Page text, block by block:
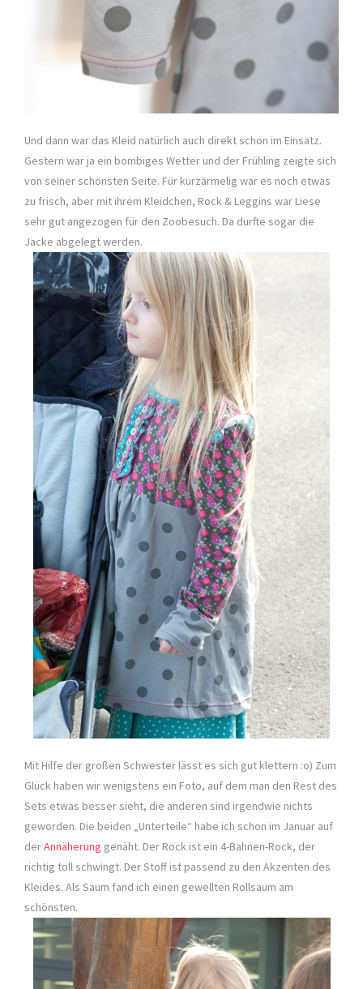
Und dann war das Kleid natürlich auch direkt schon im Einsatz.
Gestern war ja ein bombiges Wetter und der Frühling zeigte sich
von seiner schönsten Seite. Für kurzärmelig war es noch etwas
zu frisch, aber mit ihrem Kleidchen, Rock & Leggins war Liese
sehr gut angezogen für den Zoobesuch. Da durfte sogar die
Jacke abgelegt werden.
Mit Hilfe der großen Schwester lässt es sich gut klettern :o) Zum
Glück haben wir wenigstens ein Foto, auf dem man den Rest des
Sets etwas besser sieht, die anderen sind irgendwie nichts
geworden. Die beiden „Unterteile“ habe ich schon im Januar auf
derAnnäherung genäht. Der Rock ist ein 4-Bahnen-Rock, der
richtig toll schwingt. Der Stoff ist passend zu den Akzenten des
Kleides. Als Saum fand ich einen gewellten Rollsaum am
schönsten.